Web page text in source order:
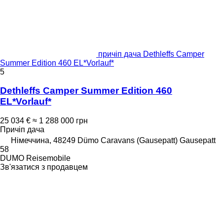
причіп дача Dethleffs Camper
Summer Edition 460 EL*Vorlauf*
5
Dethleffs Camper Summer Edition 460
EL*Vorlauf*
25 034 € ≈ 1 288 000 грн
Причіп дача
Німеччина, 48249 Dümo Caravans (Gausepatt) Gausepatt
58
DUMO Reisemobile
Зв'язатися з продавцем